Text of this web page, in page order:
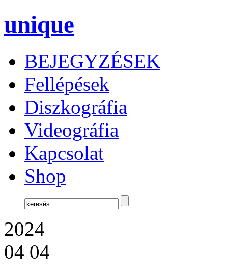
unique
BEJEGYZÉSEK
Fellépések
Diszkográfia
Videográfia
Kapcsolat
Shop
2024
04 04